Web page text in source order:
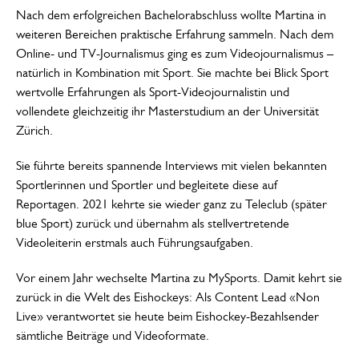
Nach dem erfolgreichen Bachelorabschluss wollte Martina in
weiteren Bereichen praktische Erfahrung sammeln. Nach dem
Online- und TV-Journalismus ging es zum Videojournalismus –
natürlich in Kombination mit Sport. Sie machte bei Blick Sport
wertvolle Erfahrungen als Sport-Videojournalistin und
vollendete gleichzeitig ihr Masterstudium an der Universität
Zürich.
Sie führte bereits spannende Interviews mit vielen bekannten
Sportlerinnen und Sportler und begleitete diese auf
Reportagen. 2021 kehrte sie wieder ganz zu Teleclub (später
blue Sport) zurück und übernahm als stellvertretende
Videoleiterin erstmals auch Führungsaufgaben.
Vor einem Jahr wechselte Martina zu MySports. Damit kehrt sie
zurück in die Welt des Eishockeys: Als Content Lead «Non
Live» verantwortet sie heute beim Eishockey-Bezahlsender
sämtliche Beiträge und Videoformate.